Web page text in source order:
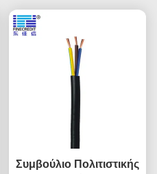
Συμβούλιο Πολιτιστικής